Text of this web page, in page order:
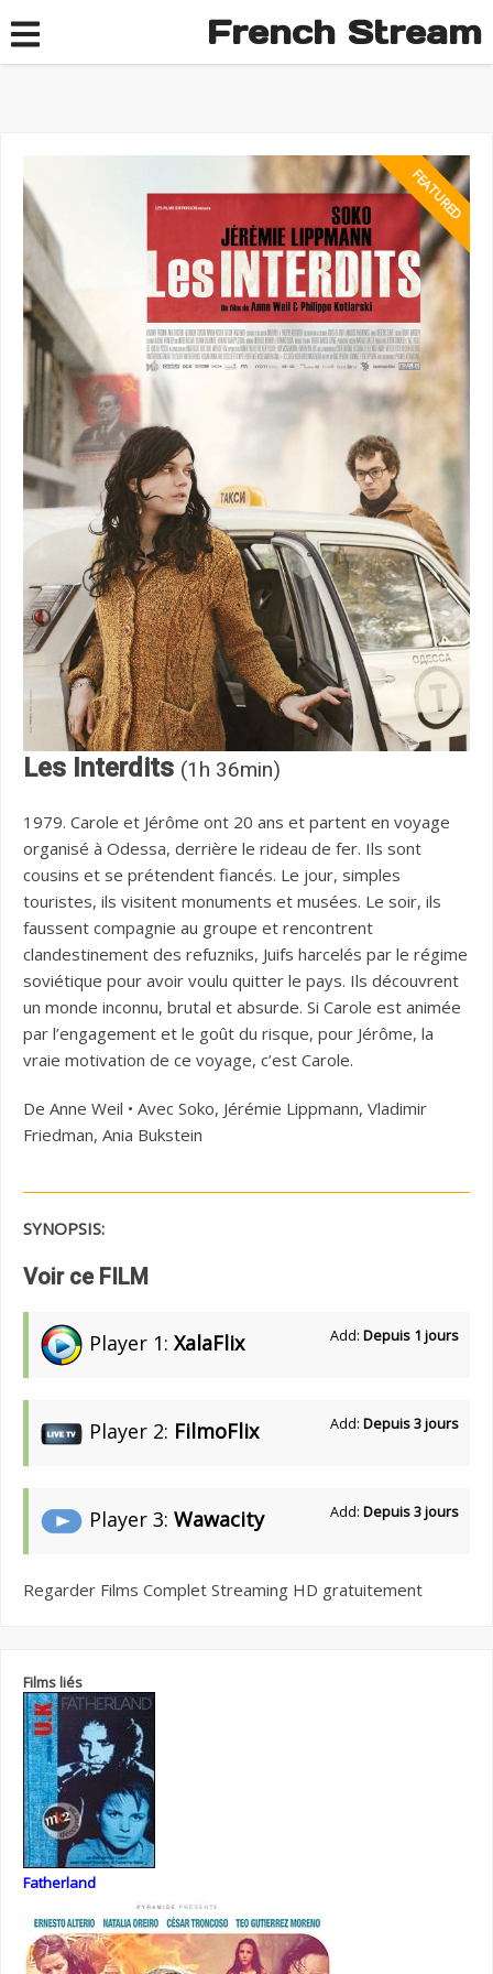
French Stream
Les Interdits (1h 36min)
1979. Carole et Jérôme ont 20 ans et partent en voyage
organisé à Odessa, derrière le rideau de fer. Ils sont
cousins et se prétendent fiancés. Le jour, simples
touristes, ils visitent monuments et musées. Le soir, ils
faussent compagnie au groupe et rencontrent
clandestinement des refuzniks, Juifs harcelés par le régime
soviétique pour avoir voulu quitter le pays. Ils découvrent
un monde inconnu, brutal et absurde. Si Carole est animée
par l’engagement et le goût du risque, pour Jérôme, la
vraie motivation de ce voyage, c’est Carole.
De Anne Weil • Avec Soko, Jérémie Lippmann, Vladimir
Friedman, Ania Bukstein
SYNOPSIS:
Voir ce FILM
Player 1: XalaFlix Add: Depuis 1 jours
Player 2: FilmoFlix Add: Depuis 3 jours
Player 3: Wawacity Add: Depuis 3 jours
Regarder Films Complet Streaming HD gratuitement
Films liés
Fatherland